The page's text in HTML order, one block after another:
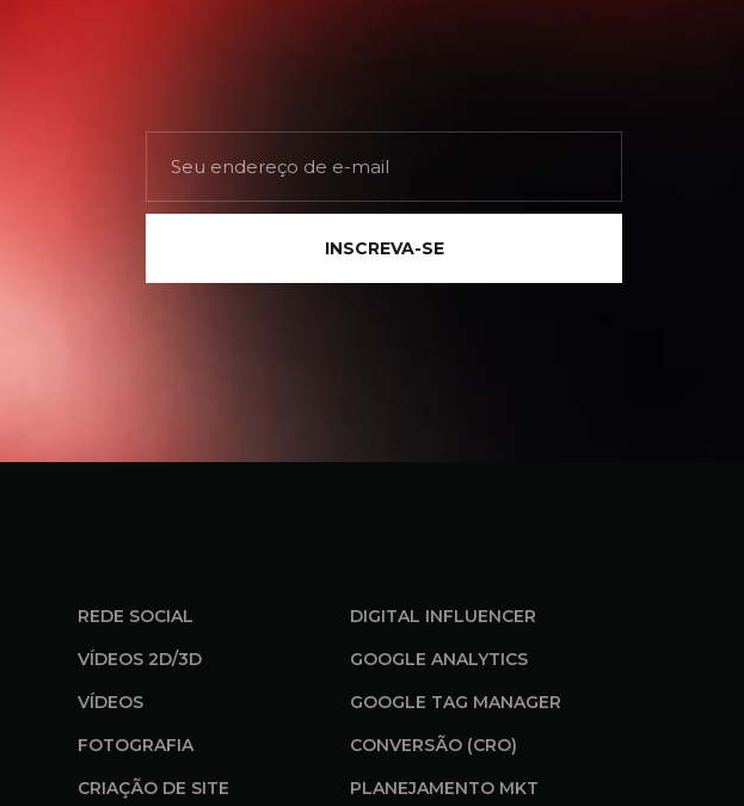
INSCREVA-SE
REDE SOCIAL
VÍDEOS 2D/3D
VÍDEOS
FOTOGRAFIA
CRIAÇÃO DE SITE
DIGITAL INFLUENCER
GOOGLE ANALYTICS
GOOGLE TAG MANAGER
CONVERSÃO (CRO)
PLANEJAMENTO MKT